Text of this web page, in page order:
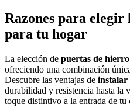
Razones para
para tu hogar
La elección de puertas de hierro
ofreciendo una combinación
Descubre las ventajas de instalar
durabilidad y resistencia hasta la
toque distintivo a la entrada de tu